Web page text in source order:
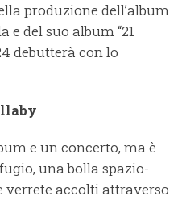
produzione dell’album
e del suo album “21
debutterà con lo
e un concerto, ma è
una bolla spazio-
verrete accolti attraverso